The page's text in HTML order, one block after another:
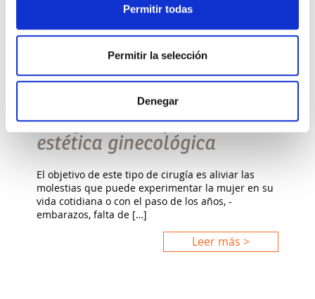
Permitir todas
Permitir la selección
Denegar
ACTUALIDAD, SALUD GINECOLÓGICA
Cirugía íntima femenina:
estética ginecológica
El objetivo de este tipo de cirugía es aliviar las
molestias que puede experimentar la mujer en su
vida cotidiana o con el paso de los años, -
embarazos, falta de […]
Leer más >